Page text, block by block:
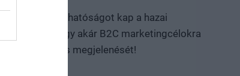
kiemelt láthatóságot kap a hazai
B2B, vagy akár B2C marketingcélokra
sikeres megjelenését!